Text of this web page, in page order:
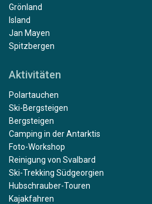
Grönland
Island
Jan Mayen
Spitzbergen
Aktivitäten
Polartauchen
Ski-Bergsteigen
Bergsteigen
Camping in der Antarktis
Foto-Workshop
Reinigung von Svalbard
Ski-Trekking Südgeorgien
Hubschrauber-Touren
Kajakfahren